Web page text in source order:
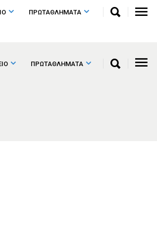
ΠΡΩΤΑΘΛΗΜΑΤΑ
ΠΡΩΤΑΘΛΗΜΑΤΑ